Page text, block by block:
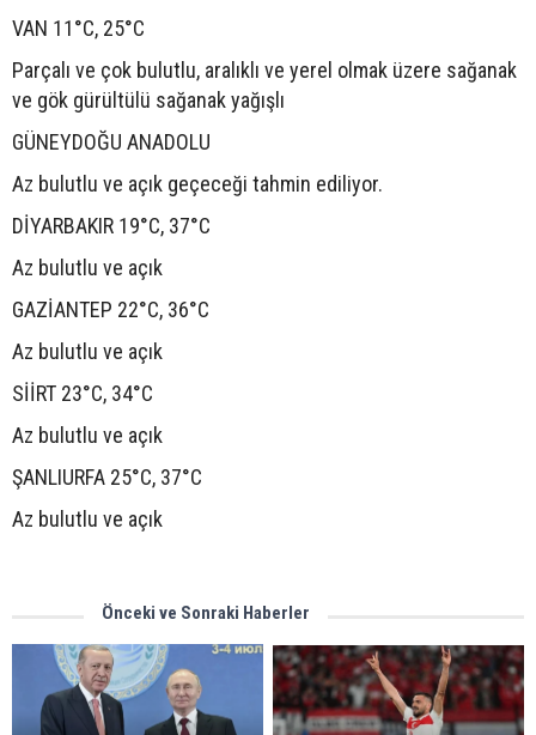
VAN 11°C, 25°C
Parçalı ve çok bulutlu, aralıklı ve yerel olmak üzere sağanak
ve gök gürültülü sağanak yağışlı
GÜNEYDOĞU ANADOLU
Az bulutlu ve açık geçeceği tahmin ediliyor.
DİYARBAKIR 19°C, 37°C
Az bulutlu ve açık
GAZİANTEP 22°C, 36°C
Az bulutlu ve açık
SİİRT 23°C, 34°C
Az bulutlu ve açık
ŞANLIURFA 25°C, 37°C
Az bulutlu ve açık
Önceki ve Sonraki Haberler